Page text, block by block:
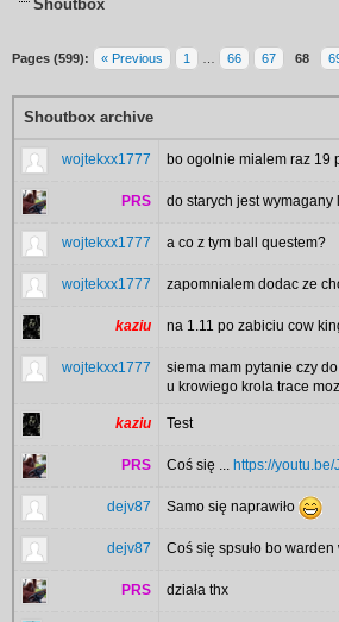
Shoutbox
Pages (599): « Previous 1 66 67 68
Shoutbox archive
wojtekxx1777 bo ogolnie mialem raz 19
PRS do starych jest wymagany
wojtekxx1777 a co z tym ball questem?
wojtekxx1777 zapomnialem dodac ze
kaziu na 1.11 po zabiciu cow
wojtekxx1777
siema mam pytanie czy
u krowiego krola trace
kaziu Test
PRS Coś się ... https://
dejv87 Samo się naprawiło
dejv87 Coś się spsuło bo warden
PRS działa thx